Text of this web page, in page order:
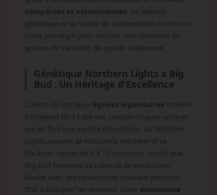
compactes et volumineuses . Sa stabilité
génétique et sa facilité de conservation en font un
choix privilégié pour enrichir une collection de
graines de cannabis de qualité supérieure.
Génétique Northern Lights x Big
Bud : Un Héritage d'Excellence
L'union de ces deux lignées légendaires confère
à Gigabud G13 Labs des caractéristiques uniques
qui en font une variété d'exception. La Northern
Lights apporte sa résistance naturelle et sa
floraison rapide de 8 à 10 semaines, tandis que
Big Bud transmet sa capacité de production
élevée avec des rendements pouvant atteindre
500 à 600 g/m² en intérieur. Cette dominance